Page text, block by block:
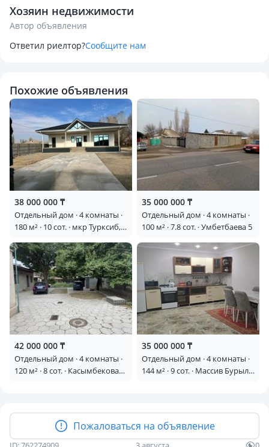
Хозяин недвижимости
Автор объявления
Ответил риелтор?Сообщите нам
Похожие объявления
38 000 000 ₸
Отдельный дом · 4 комнаты ·
180 м² · 10 сот. · мкр Турксиб,
35 000 000 ₸
Отдельный дом · 4 комнаты ·
100 м² · 7.8 сот. · Умбетбаева 5
42 000 000 ₸
Отдельный дом · 4 комнаты ·
120 м² · 8 сот. · Касымбекова
35 000 000 ₸
Отдельный дом · 4 комнаты ·
144 м² · 9 сот. · Массив Бурыл
Пожаловаться на объявление